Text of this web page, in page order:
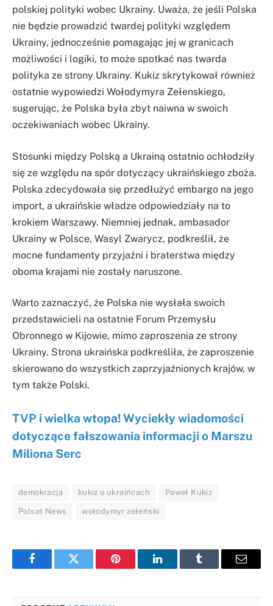
polskiej polityki wobec Ukrainy. Uważa, że jeśli Polska
nie będzie prowadzić twardej polityki względem
Ukrainy, jednocześnie pomagając jej w granicach
możliwości i logiki, to może spotkać nas twarda
polityka ze strony Ukrainy. Kukiz skrytykował również
ostatnie wypowiedzi Wołodymyra Zełenskiego,
sugerując, że Polska była zbyt naiwna w swoich
oczekiwaniach wobec Ukrainy.
Stosunki między Polską a Ukrainą ostatnio ochłodziły
się ze względu na spór dotyczący ukraińskiego zboża.
Polska zdecydowała się przedłużyć embargo na jego
import, a ukraińskie władze odpowiedziały na to
krokiem Warszawy. Niemniej jednak, ambasador
Ukrainy w Polsce, Wasyl Zwarycz, podkreślił, że
mocne fundamenty przyjaźni i braterstwa między
oboma krajami nie zostały naruszone.
Warto zaznaczyć, że Polska nie wysłała swoich
przedstawicieli na ostatnie Forum Przemysłu
Obronnego w Kijowie, mimo zaproszenia ze strony
Ukrainy. Strona ukraińska podkreśliła, że zaproszenie
skierowano do wszystkich zaprzyjaźnionych krajów, w
tym także Polski.
TVP i wielka wtopa! Wyciekły wiadomości
dotyczące fałszowania informacji o Marszu
Miliona Serc
demokracja kukiz o ukraińcach Paweł Kukiz
Polsat News wołodymyr zełeński
FacebookTwitter Pinterest LinkedInTumblr Email